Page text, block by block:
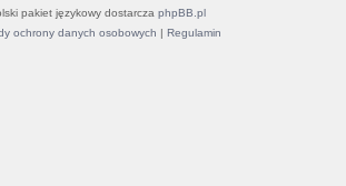
pakiet językowy dostarcza phpBB.pl
ochrony danych osobowych | Regulamin